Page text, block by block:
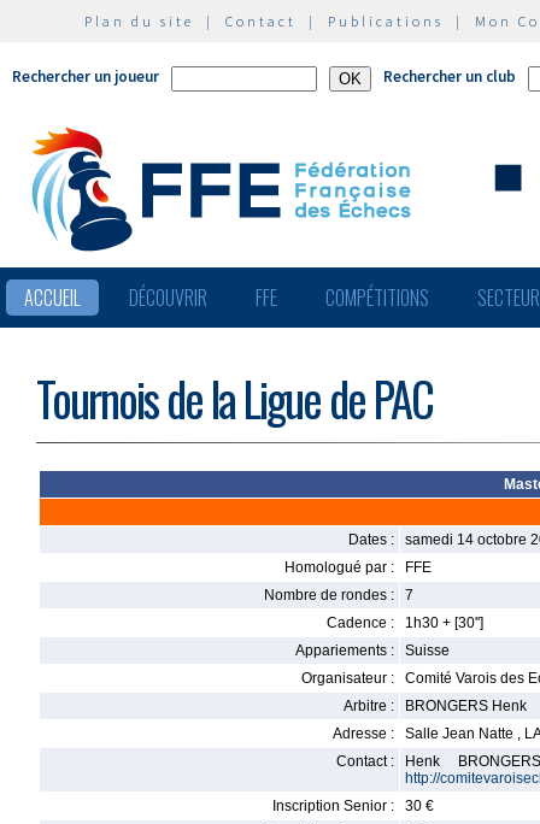
Plan du site | Contact | Publications | Mon
Rechercher un joueur Rechercher un club
ACCUEIL DÉCOUVRIR FFE COMPÉTITIONS
Tournois de la Ligue de PAC
Dates :
samedi 14 octobre
Homologué par :
FFE
Nombre de rondes :
7
Cadence :
1h30 + [30'']
Appariements :
Suisse
Organisateur :
Comité Varois des
Arbitre :
BRONGERS Henk
Adresse :
Salle Jean Natte ,
Contact :
Henk
http://
Inscription Senior :
30 €